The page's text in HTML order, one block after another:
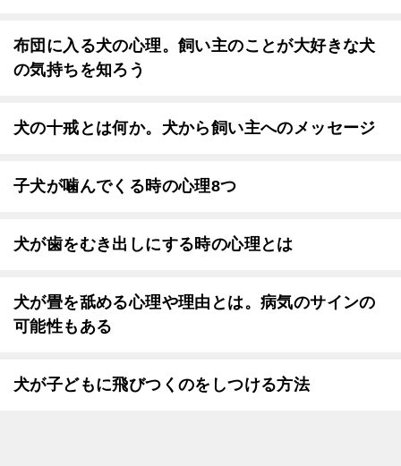
布団に入る犬の心理。飼い主のことが大好きな犬
の気持ちを知ろう
犬の十戒とは何か。犬から飼い主へのメッセージ
子犬が噛んでくる時の心理8つ
犬が歯をむき出しにする時の心理とは
犬が畳を舐める心理や理由とは。病気のサインの
可能性もある
犬が子どもに飛びつくのをしつける方法